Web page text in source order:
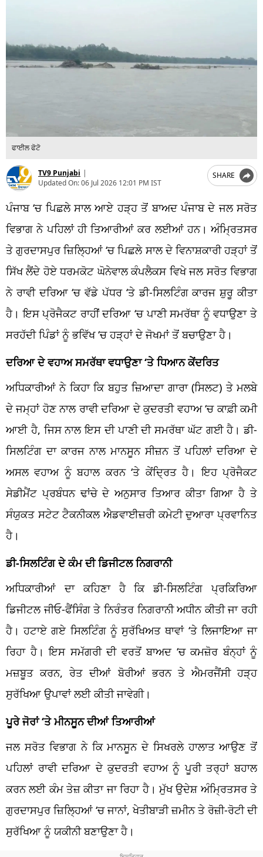
ਫਾਈਲ ਫੋਟੋ
TV9 Punjabi |
Updated On:06 Jul 2026 12:01 PM IST
SHARE
ਪੰਜਾਬ ‘ਚ ਪਿਛਲੇ ਸਾਲ ਆਏ ਹੜ੍ਹ ਤੋਂ ਬਾਅਦ ਪੰਜਾਬ ਦੇ ਜਲ ਸਰੋਤ
ਵਿਭਾਗ ਨੇ ਪਹਿਲਾਂ ਹੀ ਤਿਆਰੀਆਂ ਕਰ ਲਈਆਂ ਹਨ। ਅੰਮ੍ਰਿਤਸਰ
ਤੇ ਗੁਰਦਾਸਪੁਰ ਜ਼ਿਲ੍ਹਿਆਂ ‘ਚ ਪਿਛਲੇ ਸਾਲ ਦੇ ਵਿਨਾਸ਼ਕਾਰੀ ਹੜ੍ਹਾਂ ਤੋਂ
ਸਿੱਖ ਲੈਂਦੇ ਹੋਏ ਧਰਮਕੋਟ ਘੋਨੇਵਾਲ ਕੰਪਲੈਕਸ ਵਿਖੇ ਜਲ ਸਰੋਤ ਵਿਭਾਗ
ਨੇ ਰਾਵੀ ਦਰਿਆ ‘ਚ ਵੱਡੇ ਪੱਧਰ ‘ਤੇ ਡੀ-ਸਿਲਟਿੰਗ ਕਾਰਜ ਸ਼ੁਰੂ ਕੀਤਾ
ਹੈ। ਇਸ ਪ੍ਰੋਜੈਕਟ ਰਾਹੀਂ ਦਰਿਆ ‘ਚ ਪਾਣੀ ਸਮਰੱਥਾ ਨੂੰ ਵਧਾਉਣਾ ਤੇ
ਸਰਹੱਦੀ ਪਿੰਡਾਂ ਨੂੰ ਭਵਿੱਖ ‘ਚ ਹੜ੍ਹਾਂ ਦੇ ਜੋਖਮਾਂ ਤੋਂ ਬਚਾਉਣਾ ਹੈ।
ਦਰਿਆ ਦੇ ਵਹਾਅ ਸਮਰੱਥਾ ਵਧਾਉਣਾ ‘ਤੇ ਧਿਆਨ ਕੇਂਦਰਿਤ
ਅਧਿਕਾਰੀਆਂ ਨੇ ਕਿਹਾ ਕਿ ਬਹੁਤ ਜ਼ਿਆਦਾ ਗਾਰਾ (ਸਿਲਟ) ਤੇ ਮਲਬੇ
ਦੇ ਜਮ੍ਹਾਂ ਹੋਣ ਨਾਲ ਰਾਵੀ ਦਰਿਆ ਦੇ ਕੁਦਰਤੀ ਵਹਾਅ ‘ਚ ਕਾਫ਼ੀ ਕਮੀ
ਆਈ ਹੈ, ਜਿਸ ਨਾਲ ਇਸ ਦੀ ਪਾਣੀ ਦੀ ਸਮਰੱਥਾ ਘੱਟ ਗਈ ਹੈ। ਡੀ-
ਸਿਲਟਿੰਗ ਦਾ ਕਾਰਜ ਨਾਲ ਮਾਨਸੂਨ ਸੀਜ਼ਨ ਤੋਂ ਪਹਿਲਾਂ ਦਰਿਆ ਦੇ
ਅਸਲ ਵਹਾਅ ਨੂੰ ਬਹਾਲ ਕਰਨ ‘ਤੇ ਕੇਂਦ੍ਰਿਤ ਹੈ। ਇਹ ਪ੍ਰੋਜੈਕਟ
ਸੇਡੀਮੈਂਟ ਪ੍ਰਬੰਧਨ ਢਾਂਚੇ ਦੇ ਅਨੁਸਾਰ ਤਿਆਰ ਕੀਤਾ ਗਿਆ ਹੈ ਤੇ
ਸੰਯੁਕਤ ਸਟੇਟ ਟੈਕਨੀਕਲ ਐਡਵਾਈਜ਼ਰੀ ਕਮੇਟੀ ਦੁਆਰਾ ਪ੍ਰਵਾਨਿਤ
ਹੈ।
ਡੀ-ਸਿਲਟਿੰਗ ਦੇ ਕੰਮ ਦੀ ਡਿਜੀਟਲ ਨਿਗਰਾਨੀ
ਅਧਿਕਾਰੀਆਂ ਦਾ ਕਹਿਣਾ ਹੈ ਕਿ ਡੀ-ਸਿਲਟਿੰਗ ਪ੍ਰਕਿਰਿਆ
ਡਿਜੀਟਲ ਜੀਓ-ਫੈਂਸਿੰਗ ਤੇ ਨਿਰੰਤਰ ਨਿਗਰਾਨੀ ਅਧੀਨ ਕੀਤੀ ਜਾ ਰਹੀ
ਹੈ। ਹਟਾਏ ਗਏ ਸਿਲਟਿੰਗ ਨੂੰ ਸੁਰੱਖਿਅਤ ਥਾਵਾਂ ‘ਤੇ ਲਿਜਾਇਆ ਜਾ
ਰਿਹਾ ਹੈ। ਇਸ ਸਮੱਗਰੀ ਦੀ ਵਰਤੋਂ ਬਾਅਦ ‘ਚ ਕਮਜ਼ੋਰ ਬੰਨ੍ਹਾਂ ਨੂੰ
ਮਜ਼ਬੂਤ ​​ਕਰਨ, ਰੇਤ ਦੀਆਂ ਬੋਰੀਆਂ ਭਰਨ ਤੇ ਐਮਰਜੈਂਸੀ ਹੜ੍ਹ
ਸੁਰੱਖਿਆ ਉਪਾਵਾਂ ਲਈ ਕੀਤੀ ਜਾਵੇਗੀ।
ਪੂਰੇ ਜੋਰਾਂ ‘ਤੇ ਮੀਨਸੂਨ ਦੀਆਂ ਤਿਆਰੀਆਂ
ਜਲ ਸਰੋਤ ਵਿਭਾਗ ਨੇ ਕਿ ਮਾਨਸੂਨ ਦੇ ਸਿਖਰਲੇ ਹਾਲਾਤ ਆਉਣ ਤੋਂ
ਪਹਿਲਾਂ ਰਾਵੀ ਦਰਿਆ ਦੇ ਕੁਦਰਤੀ ਵਹਾਅ ਨੂੰ ਪੂਰੀ ਤਰ੍ਹਾਂ ਬਹਾਲ
ਕਰਨ ਲਈ ਕੰਮ ਤੇਜ਼ ਕੀਤਾ ਜਾ ਰਿਹਾ ਹੈ। ਮੁੱਖ ਉਦੇਸ਼ ਅੰਮ੍ਰਿਤਸਰ ਤੇ
ਗੁਰਦਾਸਪੁਰ ਜ਼ਿਲ੍ਹਿਆਂ ‘ਚ ਜਾਨਾਂ, ਖੇਤੀਬਾੜੀ ਜ਼ਮੀਨ ਤੇ ਰੋਜ਼ੀ-ਰੋਟੀ ਦੀ
ਸੁਰੱਖਿਆ ਨੂੰ ਯਕੀਨੀ ਬਣਾਉਣਾ ਹੈ।